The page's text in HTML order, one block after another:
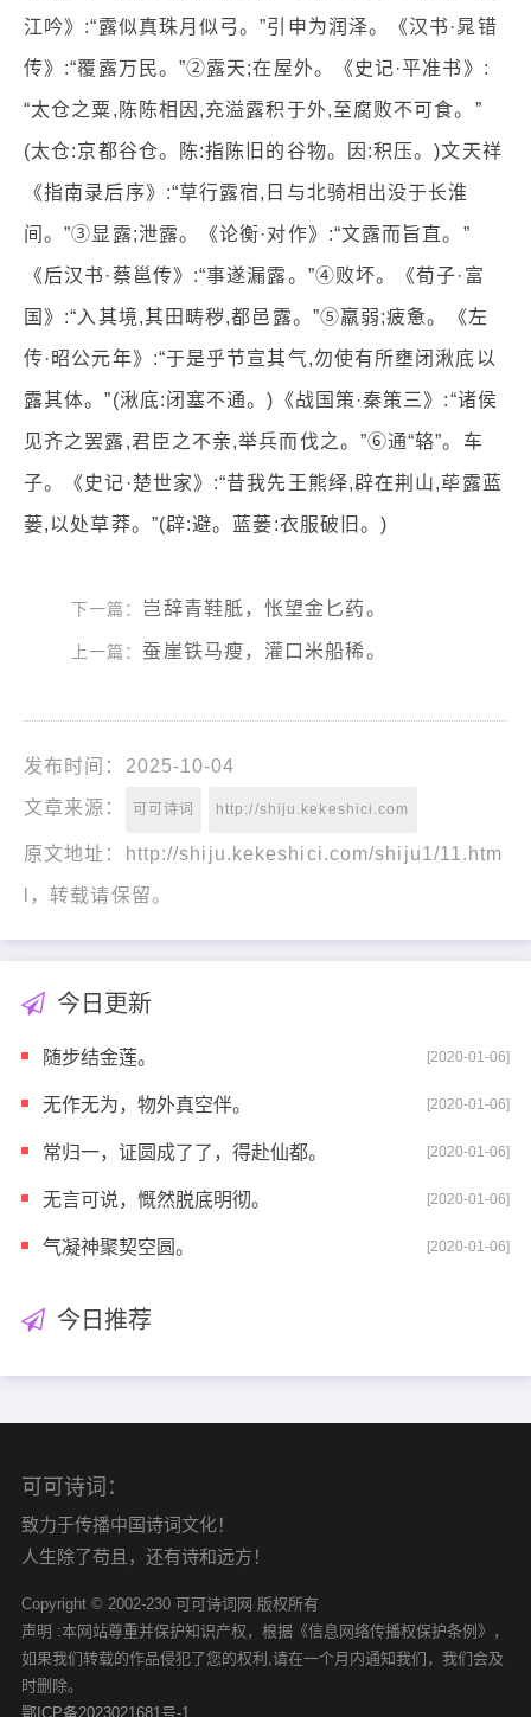
江吟》:“露似真珠月似弓。”引申为润泽。《汉书·晁错
传》:“覆露万民。”②露天;在屋外。《史记·平准书》:
“太仓之粟,陈陈相因,充溢露积于外,至腐败不可食。”
(太仓:京都谷仓。陈:指陈旧的谷物。因:积压。)文天祥
《指南录后序》:“草行露宿,日与北骑相出没于长淮
间。”③显露;泄露。《论衡·对作》:“文露而旨直。”
《后汉书·蔡邕传》:“事遂漏露。”④败坏。《荀子·富
国》:“入其境,其田畴秽,都邑露。”⑤羸弱;疲惫。《左
传·昭公元年》:“于是乎节宣其气,勿使有所壅闭湫底以
露其体。”(湫底:闭塞不通。)《战国策·秦策三》:“诸侯
见齐之罢露,君臣之不亲,举兵而伐之。”⑥通“辂”。车
子。《史记·楚世家》:“昔我先王熊绎,辟在荆山,荜露蓝
蒌,以处草莽。”(辟:避。蓝蒌:衣服破旧。)
下一篇： 岂辞青鞋胝，怅望金匕药。
上一篇：蚕崖铁马瘦，灌口米船稀。
发布时间：2025-10-04
文章来源： 可可诗词 http://shiju.kekeshici.com
原文地址：http://shiju.kekeshici.com/shiju1/11.htm
l，转载请保留。
今日更新
随步结金莲。 [2020-01-06]
无作无为，物外真空伴。 [2020-01-06]
常归一，证圆成了了，得赴仙都。 [2020-01-06]
无言可说，慨然脱底明彻。 [2020-01-06]
气凝神聚契空圆。 [2020-01-06]
今日推荐
可可诗词：
致力于传播中国诗词文化！
人生除了苟且，还有诗和远方！
Copyright © 2002-230 可可诗词网 版权所有
声明 :本网站尊重并保护知识产权，根据《信息网络传播权保护条例》，
如果我们转载的作品侵犯了您的权利,请在一个月内通知我们，我们会及
时删除。
鄂ICP备2023021681号-1